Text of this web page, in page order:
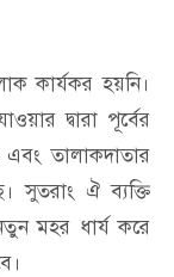
কার্যকর হয়নি।
দ্বারা পূর্বের
তালাকদাতার
সুতরাং ঐ ব্যক্তি
মহর ধার্য করে